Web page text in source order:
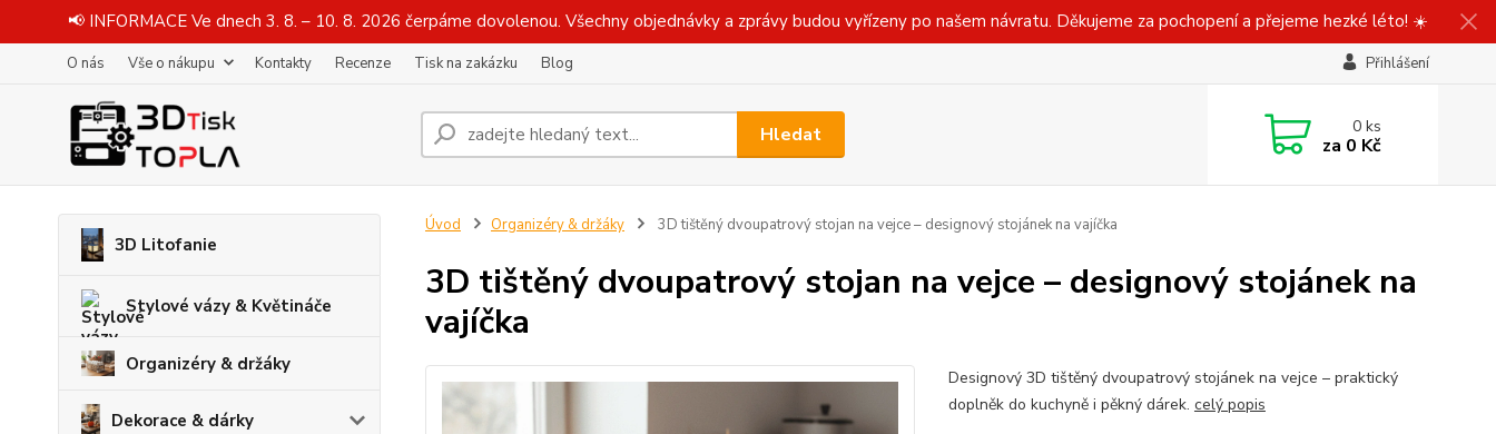
📢 INFORMACE Ve dnech 3. 8. – 10. 8. 2026 čerpáme dovolenou. Všechny objednávky a zprávy budou vyřízeny po našem návratu. Děkujeme za pochopení a přejeme hezké léto! ☀️
O nás Vše o nákupu Kontakty Recenze Tisk na zakázku Blog Přihlášení
Hledat 0ks
za 0 Kč
3D Litofanie
Stylové vázy & Květináče
Organizéry & držáky
Dekorace & dárky
Úvod Organizéry & držáky 3D tištěný dvoupatrový stojan na vejce – designový stojánek na vajíčka
3D tištěný dvoupatrový stojan na vejce – designový stojánek na
vajíčka
Designový 3D tištěný dvoupatrový stojánek na vejce – praktický
doplněk do kuchyně i pěkný dárek. celý popis